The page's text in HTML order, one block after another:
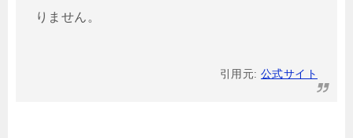
りません。
引用元: 公式サイト